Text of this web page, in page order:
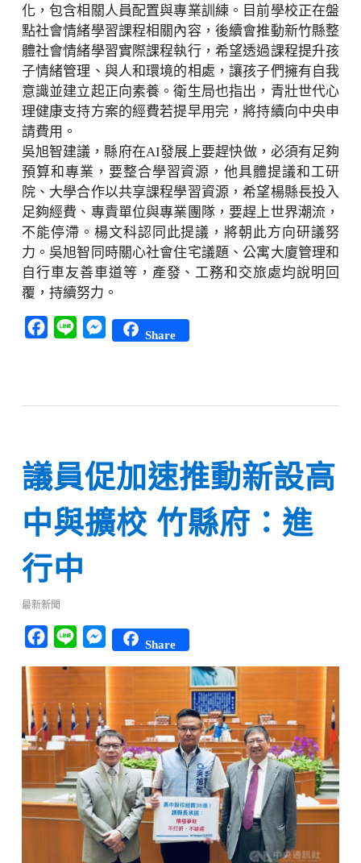
化，包含相關人員配置與專業訓練。目前學校正在盤
點社會情緒學習課程相關內容，後續會推動新竹縣整
體社會情緒學習實際課程執行，希望透過課程提升孩
子情緒管理、與人和環境的相處，讓孩子們擁有自我
意識並建立起正向素養。衛生局也指出，青壯世代心
理健康支持方案的經費若提早用完，將持續向中央申
請費用。
吳旭智建議，縣府在AI發展上要趕快做，必須有足夠
預算和專業，要整合學習資源，他具體提議和工研
院、大學合作以共享課程學習資源，希望楊縣長投入
足夠經費、專責單位與專業團隊，要趕上世界潮流，
不能停滯。楊文科認同此提議，將朝此方向研議努
力。吳旭智同時關心社會住宅議題、公寓大廈管理和
自行車友善車道等，產發、工務和交旅處均說明回
覆，持續努力。
Facebook
Line Messenger
Share
議員促加速推動新設高
中與擴校 竹縣府：進
行中
最新新聞
Facebook
Line Messenger
Share